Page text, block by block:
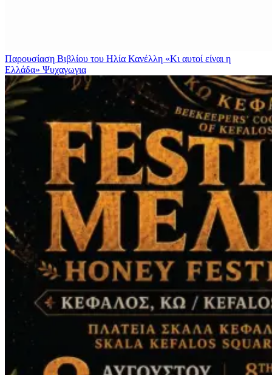
Παρουσίαση Βιβλίου του Ηλία Κανέλλη «Κι αυτοί είναι η
Ελλάδα» Ψυχαγωγια